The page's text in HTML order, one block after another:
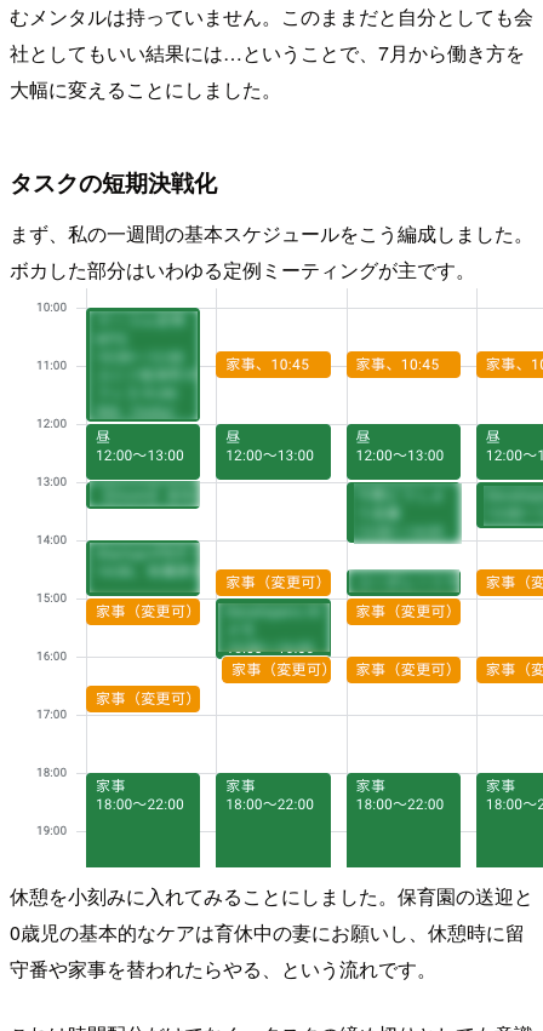
むメンタルは持っていません。このままだと自分としても会
社としてもいい結果には…ということで、7月から働き方を
大幅に変えることにしました。
タスクの短期決戦化
まず、私の一週間の基本スケジュールをこう編成しました。
ボカした部分はいわゆる定例ミーティングが主です。
休憩を小刻みに入れてみることにしました。保育園の送迎と
0歳児の基本的なケアは育休中の妻にお願いし、休憩時に留
守番や家事を替われたらやる、という流れです。